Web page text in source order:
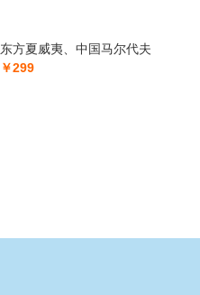
东方夏威夷、中国马尔代夫
￥299